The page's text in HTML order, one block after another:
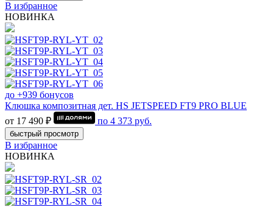
В избранное
НОВИНКА
до +939 бонусов
Клюшка композитная дет. HS JETSPEED FT9 PRO BLUE
от 17 490 ₽
по 4 373 руб.
быстрый просмотр
В избранное
НОВИНКА